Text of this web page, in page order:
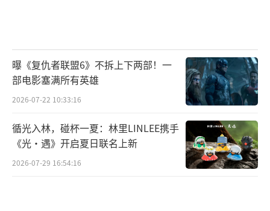
曝《复仇者联盟6》不拆上下两部！一
部电影塞满所有英雄
2026-07-22 10:33:16
循光入林，碰杯一夏：林里LINLEE携手
《光·遇》开启夏日联名上新
2026-07-29 16:54:16